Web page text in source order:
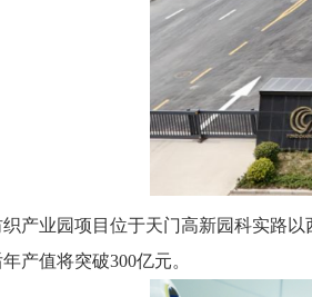
产业园项目位于天门高新园科实路
产值将突破300亿元。